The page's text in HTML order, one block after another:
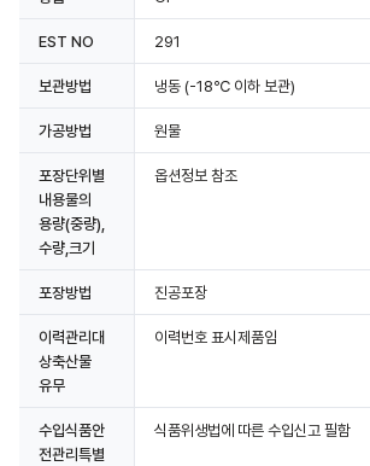
EST NO 291
보관방법 냉동 (-18℃ 이하 보관)
가공방법 원물
포장단위별
내용물의
용량(중량),
수량,크기
옵션정보 참조
포장방법 진공포장
이력관리대
상축산물
유무
이력번호 표시제품임
수입식품안
전관리특별
식품위생법에 따른 수입신고 필함